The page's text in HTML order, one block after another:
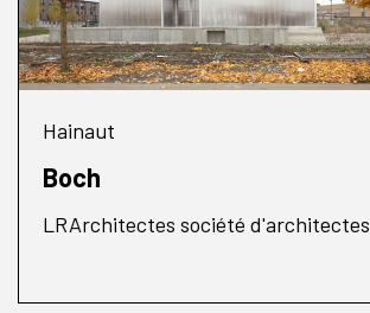
Hainaut
Boch
LRArchitectes société d'architectes